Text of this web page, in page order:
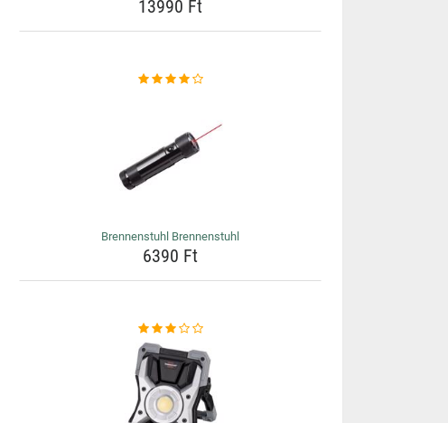
13990 Ft
Brennenstuhl Brennenstuhl
6390 Ft